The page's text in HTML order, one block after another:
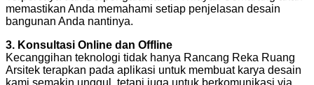
memastikan Anda memahami setiap penjelasan desain
bangunan Anda nantinya.
3. Konsultasi Online dan Offline
Kecanggihan teknologi tidak hanya Rancang Reka Ruang
Arsitek terapkan pada aplikasi untuk membuat karya desain